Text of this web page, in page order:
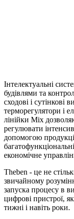
Інтелектуальні
будівлями та
сходові і сутінкові
терморегулятори і
лінійки Mix
регулювати
допомогою
економічне
Theben - це не
звичайному
запуска процесу в
цифрові пристрої,
тижні і навіть роки.